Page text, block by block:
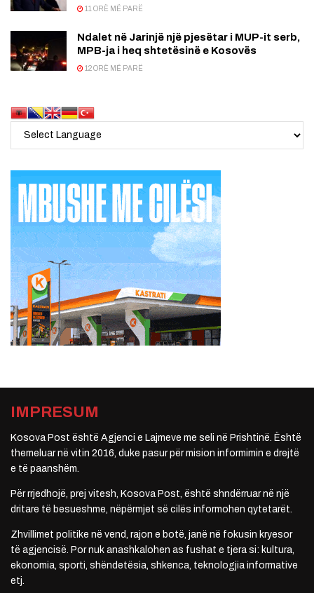
11 ORË MË PARË
Ndalet në Jarinjë një pjesëtar i MUP-it serb,
MPB-ja i heq shtetësinë e Kosovës
12 ORË MË PARË
IMPRESUM
Kosova Post është Agjenci e Lajmeve me seli në Prishtinë. Është
themeluar në vitin 2016, duke pasur për mision informimin e drejtë
e të paanshëm.
Për rrjedhojë, prej vitesh, Kosova Post, është shndërruar në një
dritare të besueshme, nëpërmjet së cilës informohen qytetarët.
Zhvillimet politike në vend, rajon e botë, janë në fokusin kryesor
të agjencisë. Por nuk anashkalohen as fushat e tjera si: kultura,
ekonomia, sporti, shëndetësia, shkenca, teknologjia informative
etj.